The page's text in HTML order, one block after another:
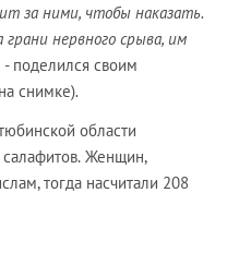
за ними, чтобы наказать.
грани нервного срыва, им
- поделился своим
снимке).
области
Женщин,
тогда насчитали 208